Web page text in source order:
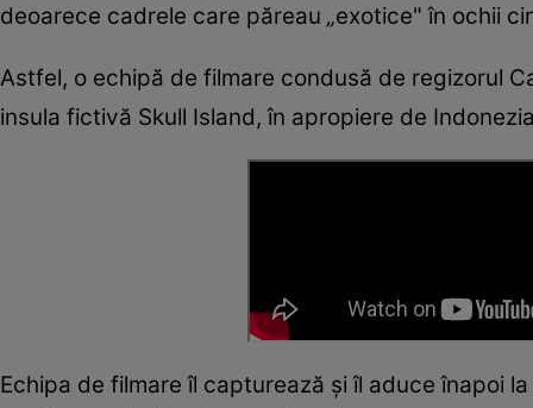
deoarece cadrele care păreau „exotice" în ochii
Astfel, o echipă de filmare condusă de regizorul
insula fictivă Skull Island, în apropiere de
Echipa de filmare îl capturează și îl aduce înapoi